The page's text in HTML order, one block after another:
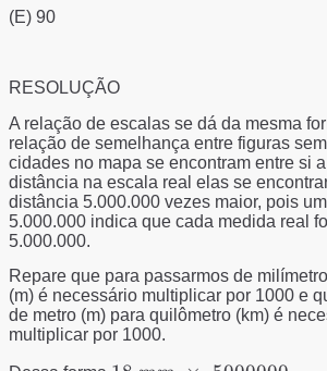
(E) 90
RESOLUÇÃO
A relação de escalas se dá da mesma
relação de semelhança entre figuras
cidades no mapa se encontram entre si
distância na escala real elas se
distância 5.000.000 vezes maior, pois
5.000.000 indica que cada medida real
5.000.000.
Repare que para passarmos de
(m) é necessário multiplicar por 1000 e
de metro (m) para quilômetro (km) é
multiplicar por 1000.